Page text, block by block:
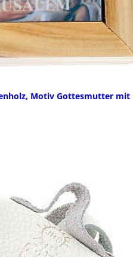
Motiv Gottesmutter mit